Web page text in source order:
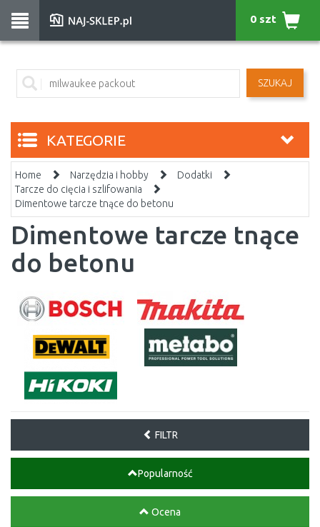
SZUKAJ
0 szt
KATEGORIE
Home Narzędzia i hobby
Dodatki
Tarcze do cięcia i szlifowania
Dimentowe tarcze tnące do betonu
Dimentowe tarcze tnące
do betonu
FILTR
Popularność
Ocena